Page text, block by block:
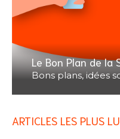
Le Bon Plan de la
Bons plans, idées
ARTICLES LES PLUS